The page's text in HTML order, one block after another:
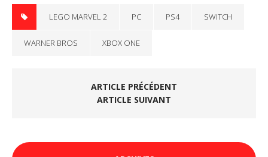
LEGO MARVEL 2 PC PS4 SWITCH
WARNER BROS XBOX ONE
ARTICLE PRÉCÉDENT
ARTICLE SUIVANT